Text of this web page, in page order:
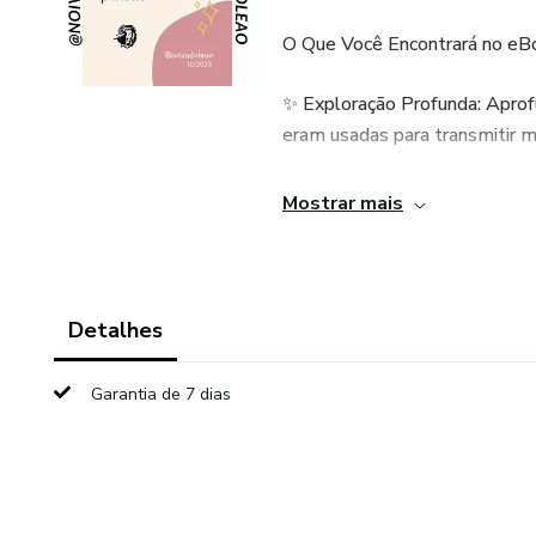
O Que Você Encontrará no
✨ Exploração Profunda:
eram usadas para transmitir
🎨 Paleta de Cores
Mostrar mais
Detalhes
Garantia de 7 dias